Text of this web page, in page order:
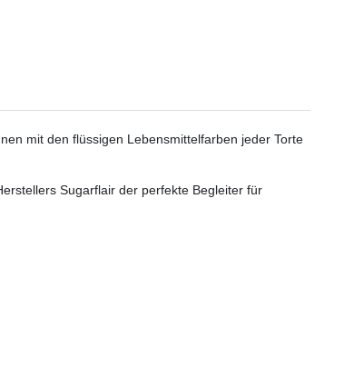
mit den flüssigen Lebensmittelfarben jeder Torte
Sugarflair der perfekte Begleiter für